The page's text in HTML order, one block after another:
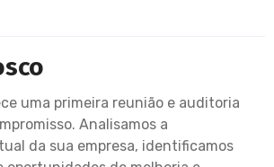
uma primeira reunião e auditoria
Analisamos a
da sua empresa, identificamos